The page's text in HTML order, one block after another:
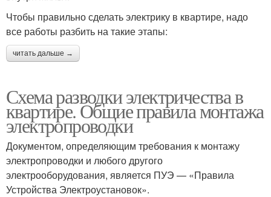
Чтобы правильно сделать электрику в квартире, надо
все работы разбить на такие этапы:
читать дальше →
Схема разводки электричества в
квартире. Общие правила монтажа
электропроводки
Документом, определяющим требования к монтажу
электропроводки и любого другого
электрооборудования, является ПУЭ — «Правила
Устройства Электроустановок».